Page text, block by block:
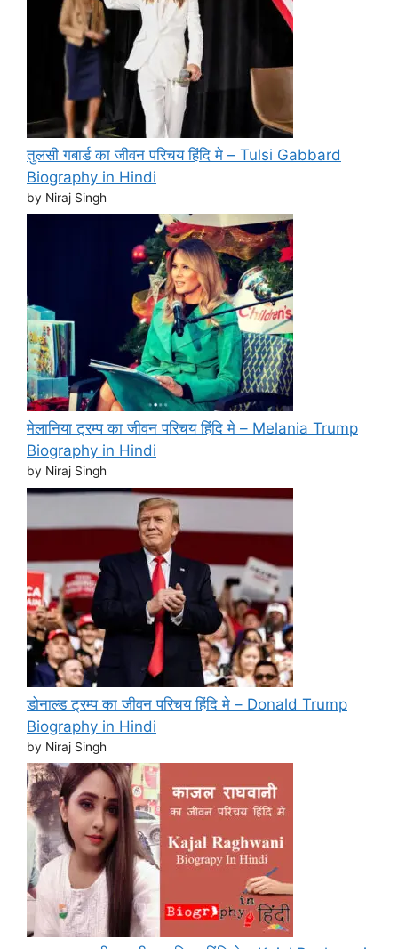
तुलसी गबार्ड का जीवन परिचय हिंदि मे – Tulsi Gabbard
Biography in Hindi
by Niraj Singh
मेलानिया ट्रम्प का जीवन परिचय हिंदि मे – Melania Trump
Biography in Hindi
by Niraj Singh
डोनाल्ड ट्रम्प का जीवन परिचय हिंदि मे – Donald Trump
Biography in Hindi
by Niraj Singh